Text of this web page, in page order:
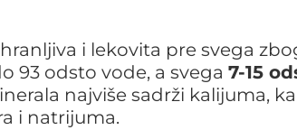
i lekovita pre svega
93 odsto vode, a svega 7-15
najviše sadrži kalijuma,
i natrijuma.